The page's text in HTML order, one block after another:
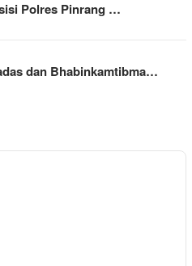
Polres Pinrang …
dan Bhabinkamtibma…